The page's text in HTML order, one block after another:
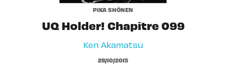
PIKA SHÔNEN
UQ Holder! Chapitre 099
Ken Akamatsu
28/10/2015